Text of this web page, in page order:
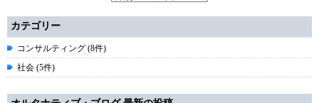
カテゴリー
コンサルティング (8件)
社会 (5件)